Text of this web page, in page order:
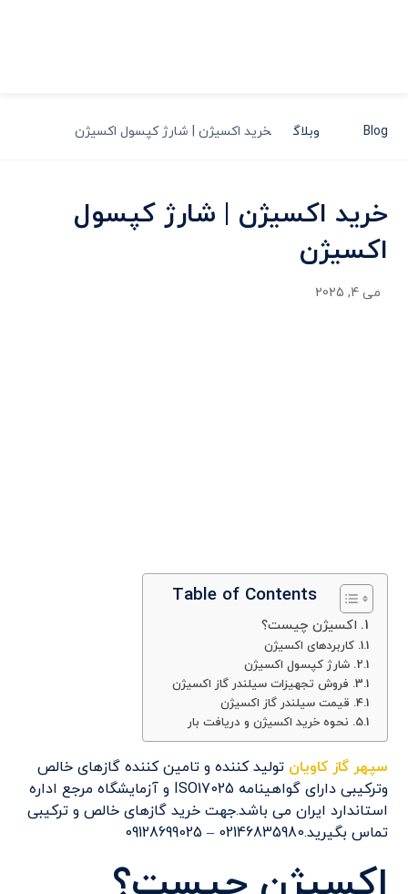
Blog وبلاگ خرید اکسیژن | شارژ کپسول اکسیژن
خرید اکسیژن | شارژ کپسول
اکسیژن
می 4, 2025
Table of Contents
اکسیژن چیست؟
کاربردهای اکسیژن
شارژ کپسول اکسیژن
فروش تجهیزات سیلندر گاز اکسیژن
قیمت سیلندر گاز اکسیژن
نحوه خرید اکسیژن و دریافت بار
سپهر گاز کاویانتولید کننده و تامین کننده گازهای خالص
وترکیبی دارای گواهینامه ISO17025 و آزمایشگاه مرجع اداره
استاندارد ایران می باشد.جهت خرید گازهای خالص و ترکیبی
تماس بگیرید.02146835980 – 09128699025